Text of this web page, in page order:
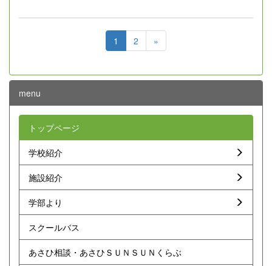
1 2 »
menu
トップページ
学校紹介
施設紹介
学部より
スクールバス
あさひ相談・あさひＳＵＮＳＵＮくらぶ